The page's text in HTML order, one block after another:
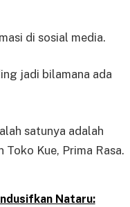
di sosial media.
jadi bilamana ada
satunya adalah
Kue, Prima Rasa.
Nataru: